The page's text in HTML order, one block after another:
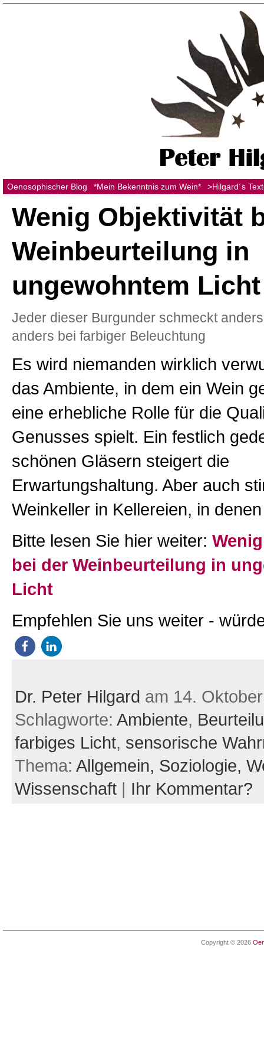
Oenosophischer Blog *Mein Bekenntnis zum Wein* >Hilgard´s
Wenig Objektivität
Weinbeurteilung in
ungewohntem Licht
Jeder dieser Burgunder schmeckt
anders bei farbiger Beleuchtung
Es wird niemanden wirklich
das Ambiente, in dem ein Wein
eine erhebliche Rolle für die
Genusses spielt. Ein festlich
schönen Gläsern steigert die
Erwartungshaltung. Aber auch
Weinkeller in Kellereien, in denen
Bitte lesen Sie hier weiter:
bei der Weinbeurteilung in
Licht
Empfehlen Sie uns weiter -
Dr. Peter Hilgard am 14.
Schlagworte: Ambiente,
farbiges Licht, sensorische
Thema: Allgemein, Soziologie,
Wissenschaft| Ihr Kommentar?
Copyright © 2026